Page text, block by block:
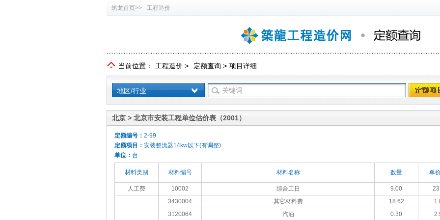
筑龙首页>> 工程造价
当前位置： 工程造价 > 定额查询 > 项目详细
地区/行业
北京 > 北京市安装工程单位估价表（2001）
定额编号： 2-99
定额项目： 安装整流器14kw以下(有调整)
单位： 台
材料类别 材料编号 材料名称 数量 单
人工费 10002 综合工日 9.00
3430004
其它材料费 18.62
3120064
汽油 0.30